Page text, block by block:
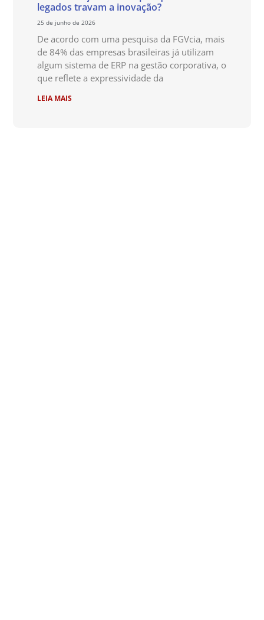
legados travam a inovação?
25 de junho de 2026
De acordo com uma pesquisa da FGVcia, mais
de 84% das empresas brasileiras já utilizam
algum sistema de ERP na gestão corporativa, o
que reflete a expressividade da
LEIA MAIS